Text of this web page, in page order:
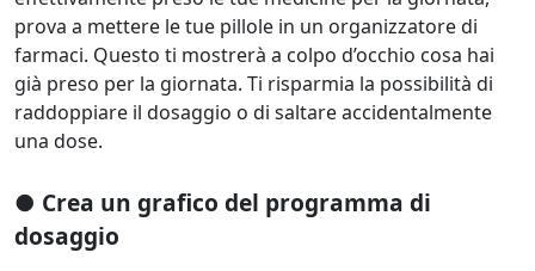
prova a mettere le tue pillole in un organizzatore di
farmaci. Questo ti mostrerà a colpo d’occhio cosa hai
già preso per la giornata. Ti risparmia la possibilità di
raddoppiare il dosaggio o di saltare accidentalmente
una dose.
● Crea un grafico del programma di
dosaggio